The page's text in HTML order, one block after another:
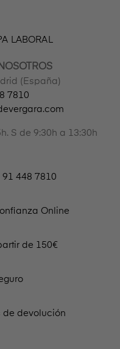
LABORAL
(España)
7810
S de 9:30h a 13:30h
91 448 7810
Online
de 150€
de devolución